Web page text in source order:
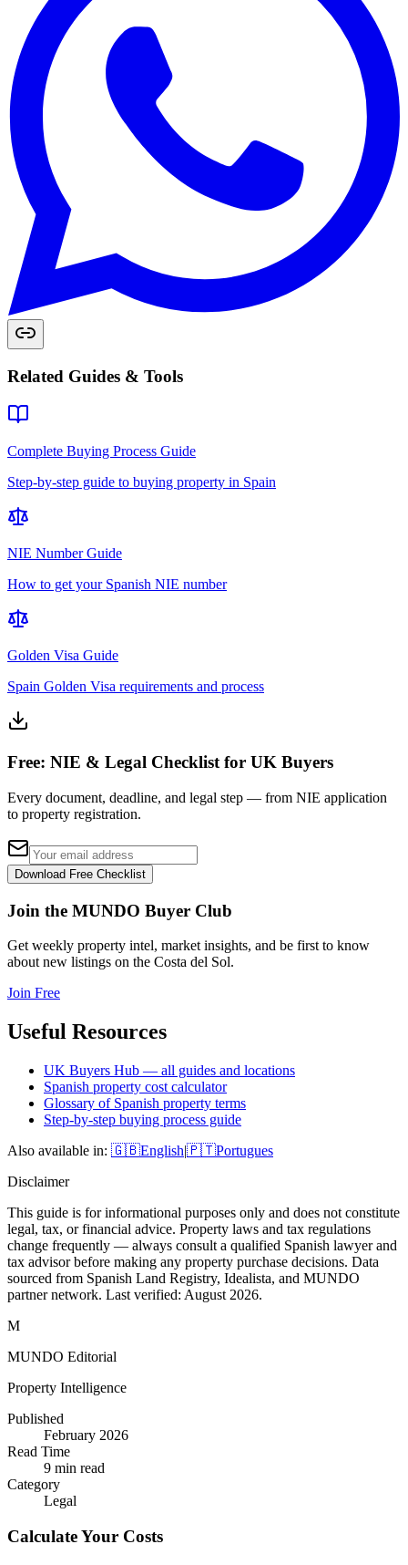
Related Guides & Tools
Complete Buying Process Guide
Step-by-step guide to buying property in Spain
NIE Number Guide
How to get your Spanish NIE number
Golden Visa Guide
Spain Golden Visa requirements and process
Free: NIE & Legal Checklist for UK Buyers
Every document, deadline, and legal step — from NIE application
to property registration.
Download Free Checklist
Join the MUNDO Buyer Club
Get weekly property intel, market insights, and be first to know
about new listings on the Costa del Sol.
Join Free
Useful Resources
UK Buyers Hub — all guides and locations
Spanish property cost calculator
Glossary of Spanish property terms
Step-by-step buying process guide
Also available in: 🇬🇧English|🇵🇹Portugues
Disclaimer
This guide is for informational purposes only and does not constitute
legal, tax, or financial advice. Property laws and tax regulations
change frequently — always consult a qualified Spanish lawyer and
tax advisor before making any property purchase decisions. Data
sourced from Spanish Land Registry, Idealista, and MUNDO
partner network. Last verified: August 2026.
M
MUNDO Editorial
Property Intelligence
Published
February 2026
Read Time
9 min read
Category
Legal
Calculate Your Costs